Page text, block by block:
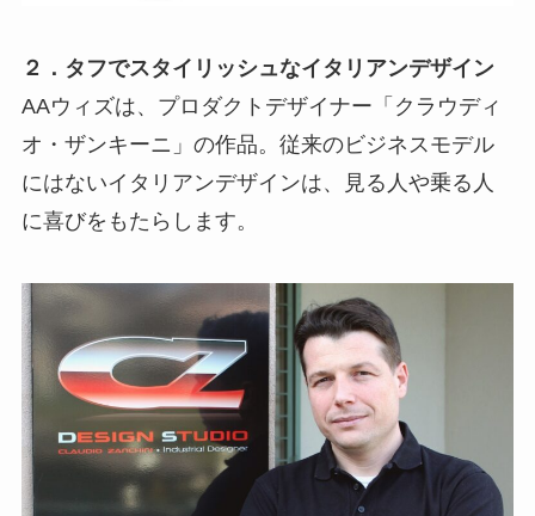
２．タフでスタイリッシュなイタリアンデザイン
AAウィズは、プロダクトデザイナー「クラウディ
オ・ザンキーニ」の作品。従来のビジネスモデル
にはないイタリアンデザインは、見る人や乗る人
に喜びをもたらします。